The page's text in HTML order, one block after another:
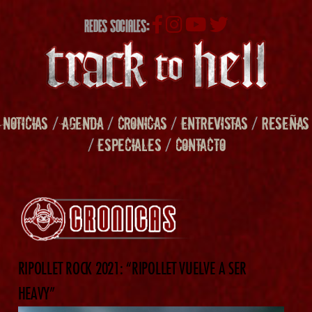
REDES SOCIALES:
NOTICIAS /AGENDA/ CRONICAS/ENTREVISTAS/RESEÑAS
/ESPECIALES/ CONTACTO
RIPOLLET ROCK 2021: “RIPOLLET VUELVE A SER
HEAVY”